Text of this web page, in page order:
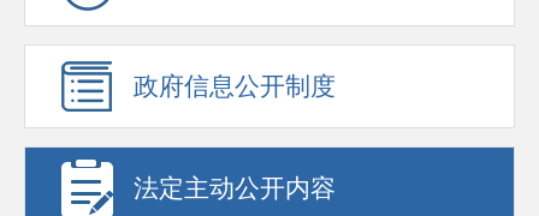
政府信息公开制度
法定主动公开内容